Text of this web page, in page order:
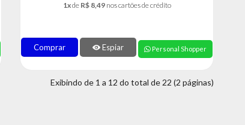
1xde R$ 8,49 nos cartões de crédito
Comprar Espiar Personal Shopper
Exibindo de 1 a 12 do total de 22 (2 páginas)